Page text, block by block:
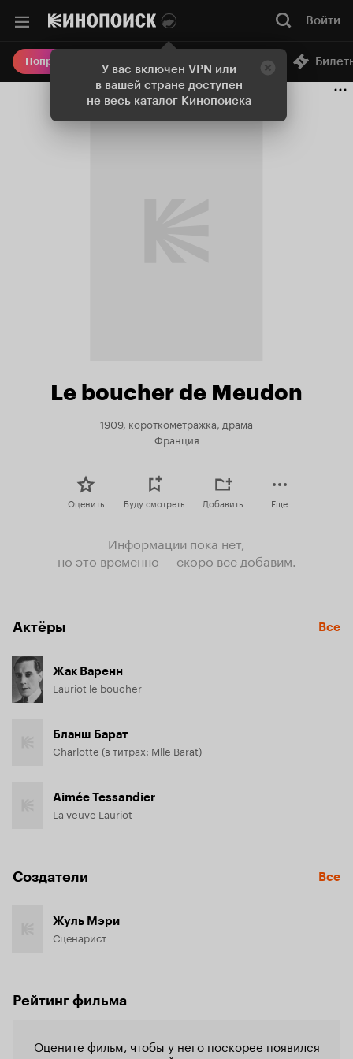
У вас включен VPN или
в вашей стране доступен
не весь каталог Кинопоиска
Войти
Попробовать Плюс Онлайн-кинотеатр
Le boucher de Meudon
1909, короткометражка, драма
Франция
Оценить Буду смотреть Добавить Еще
Информации пока нет,
но это временно — скоро все добавим.
Актёры Все
Жак Варенн
Lauriot le boucher
Бланш Барат
Charlotte (в титрах: Mlle Barat)
Aimée Tessandier
La veuve Lauriot
Создатели Все
Жуль Мэри
Сценарист
Рейтинг фильма
Оцените фильм, чтобы у него поскорее появился